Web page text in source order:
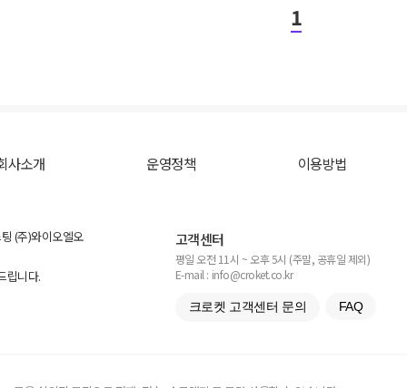
1
사소개 운영정책 이용방법
(주)와이오엘오
립니다.
고객센터
평일 오전 11시 ~ 오후 5시 (주말, 공휴일 제외)
E-mail : info@croket.co.kr
크로켓 고객센터 문의 FAQ